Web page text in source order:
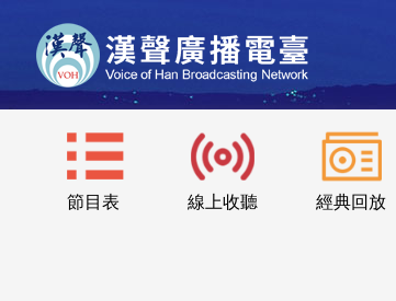
節目表 線上收聽 經典回放